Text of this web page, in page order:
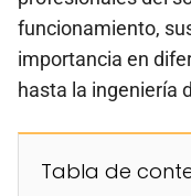
funcionamiento,
importancia en
hasta la ingeniería
Tabla de